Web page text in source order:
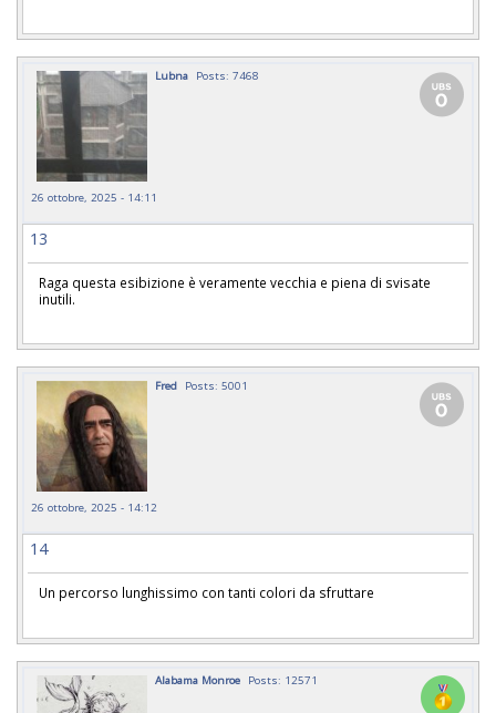
Lubna Posts: 7468
26 ottobre, 2025 - 14:11
13
Raga questa esibizione è veramente vecchia e piena di svisate
inutili.
Fred Posts: 5001
26 ottobre, 2025 - 14:12
14
Un percorso lunghissimo con tanti colori da sfruttare
Alabama Monroe Posts: 12571